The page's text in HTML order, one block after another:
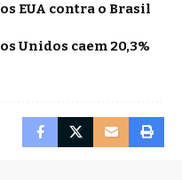
EUA contra o Brasil
Unidos caem 20,3%